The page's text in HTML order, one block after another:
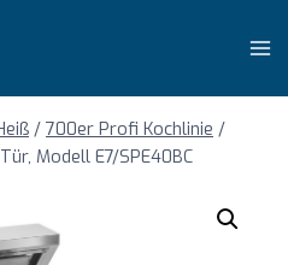
/ 700er Profi Kochlinie /
Modell E7/SPE40BC